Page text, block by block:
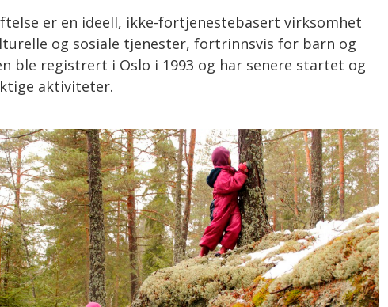
er en ideell, ikke-fortjenestebasert virksomhet
og sosiale tjenester, fortrinnsvis for barn og
ble registrert i Oslo i 1993 og har senere startet og
aktiviteter.